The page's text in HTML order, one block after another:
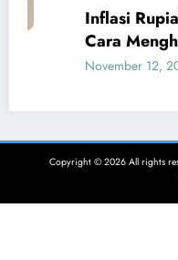
Inflasi Rupiah:
Cara
November 12, 2025 Lily
Copyright © 2026 All rights